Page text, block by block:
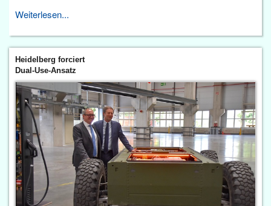
Weiterlesen...
Heidelberg forciert
Dual-Use-Ansatz